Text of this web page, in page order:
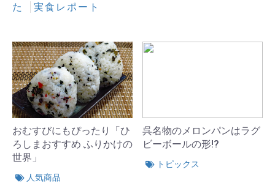
た
実食レポート
おむすびにもぴったり「ひ
ろしまおすすめ ふりかけの
世界」
人気商品
呉名物のメロンパンはラグ
ビーボールの形!?
トピックス